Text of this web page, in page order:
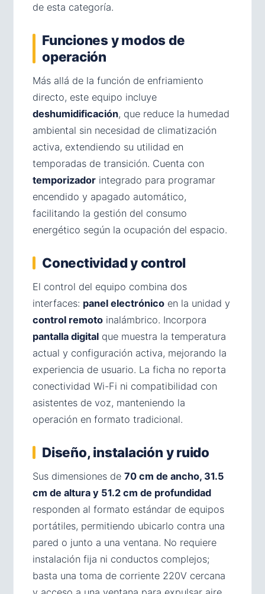
de esta categoría.
Funciones y modos de
operación
Más allá de la función de enfriamiento
directo, este equipo incluye
deshumidificación, que reduce la humedad
ambiental sin necesidad de climatización
activa, extendiendo su utilidad en
temporadas de transición. Cuenta con
temporizador integrado para programar
encendido y apagado automático,
facilitando la gestión del consumo
energético según la ocupación del espacio.
Conectividad y control
El control del equipo combina dos
interfaces: panel electrónico en la unidad y
control remoto inalámbrico. Incorpora
pantalla digital que muestra la temperatura
actual y configuración activa, mejorando la
experiencia de usuario. La ficha no reporta
conectividad Wi-Fi ni compatibilidad con
asistentes de voz, manteniendo la
operación en formato tradicional.
Diseño, instalación y ruido
Sus dimensiones de 70 cm de ancho, 31.5
cm de altura y 51.2 cm de profundidad
responden al formato estándar de equipos
portátiles, permitiendo ubicarlo contra una
pared o junto a una ventana. No requiere
instalación fija ni conductos complejos;
basta una toma de corriente 220V cercana